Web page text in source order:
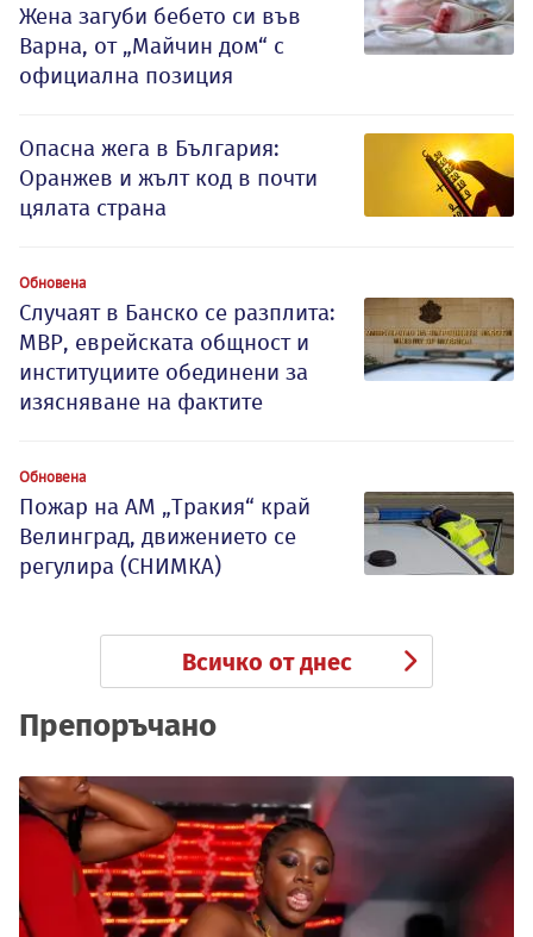
Жена загуби бебето си във
Варна, от „Майчин дом“ с
официална позиция
Опасна жега в България:
Оранжев и жълт код в почти
цялата страна
Обновена
Случаят в Банско се разплита:
МВР, еврейската общност и
институциите обединени за
изясняване на фактите
Обновена
Пожар на АМ „Тракия“ край
Велинград, движението се
регулира (СНИМКА)
Всичко от днес
Препоръчано